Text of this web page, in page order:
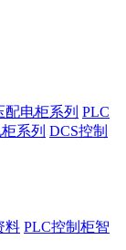
配电柜系列 PLC
系列 DCS控制
料 PLC控制柜智